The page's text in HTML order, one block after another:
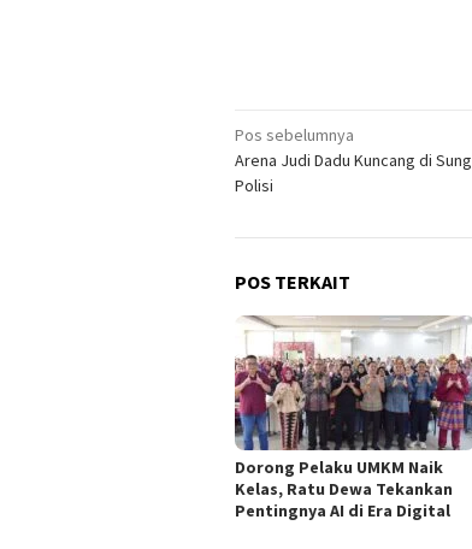
Navigasi
pos
Pos sebelumnya
Arena Judi Dadu Kuncang di
Polisi
POS TERKAIT
Dorong Pelaku UMKM Naik
Kelas, Ratu Dewa Tekankan
Pentingnya AI di Era Digital